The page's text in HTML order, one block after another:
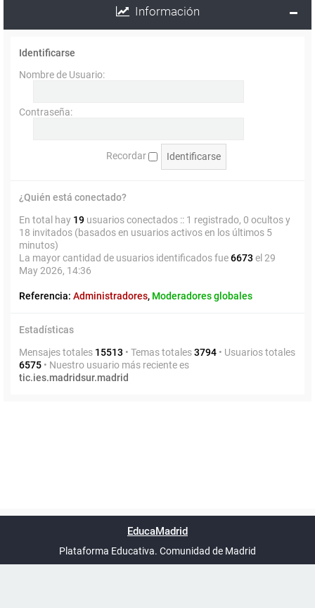
Información
Identificarse
Nombre de Usuario:
Contraseña:
Recordar
¿Quién está conectado?
En total hay 19 usuarios conectados :: 1 registrado, 0 ocultos y
18 invitados (basados en usuarios activos en los últimos 5
minutos)
La mayor cantidad de usuarios identificados fue6673 el 29
May 2026, 14:36
Referencia: Administradores, Moderadores globales
Estadísticas
Mensajes totales 15513 • Temas totales3794 • Usuarios totales
6575 • Nuestro usuario más reciente es
tic.ies.madridsur.madrid
UTC+02:00
phpBB España
EducaMadrid
Plataforma Educativa. Comunidad de Madrid